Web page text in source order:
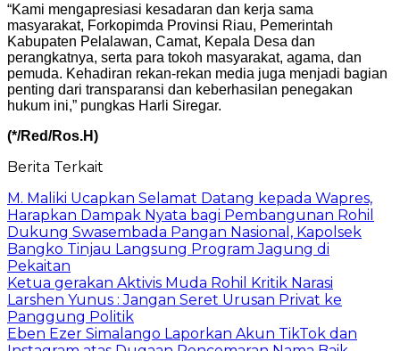
“Kami mengapresiasi kesadaran dan kerja sama
masyarakat, Forkopimda Provinsi Riau, Pemerintah
Kabupaten Pelalawan, Camat, Kepala Desa dan
perangkatnya, serta para tokoh masyarakat, agama, dan
pemuda. Kehadiran rekan-rekan media juga menjadi bagian
penting dari transparansi dan keberhasilan penegakan
hukum ini,” pungkas Harli Siregar.
(*/Red/Ros.H)
Berita Terkait
M. Maliki Ucapkan Selamat Datang kepada Wapres,
Harapkan Dampak Nyata bagi Pembangunan Rohil
Dukung Swasembada Pangan Nasional, Kapolsek
Bangko Tinjau Langsung Program Jagung di
Pekaitan
Ketua gerakan Aktivis Muda Rohil Kritik Narasi
Larshen Yunus : Jangan Seret Urusan Privat ke
Panggung Politik
Eben Ezer Simalango Laporkan Akun TikTok dan